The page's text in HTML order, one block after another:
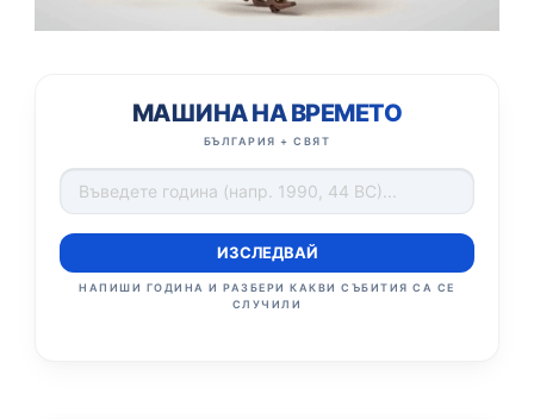
МАШИНА НА ВРЕМЕТО
БЪЛГАРИЯ + СВЯТ
ИЗСЛЕДВАЙ
НАПИШИ ГОДИНА И РАЗБЕРИ КАКВИ СЪБИТИЯ СА СЕ
СЛУЧИЛИ